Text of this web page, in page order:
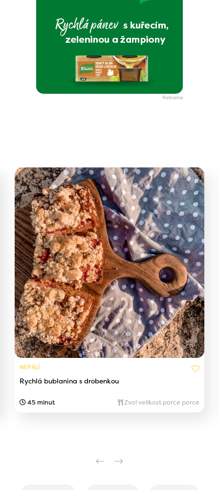
NEPÁLÍ
Rychlá bublanina s drobenkou
45 minut Zvol velikost porce porce